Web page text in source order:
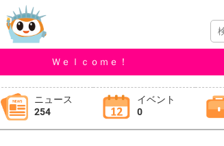
Ｗｅｌｃｏｍｅ！
ニュース
254
イベント
0